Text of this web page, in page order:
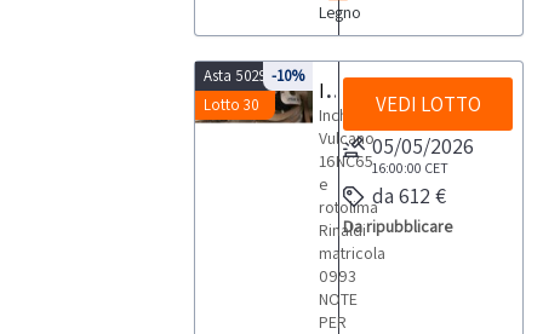
Legno
Asta 5029
Lotto 30
-10%
Inchiodatrice Vulcano e rotolima Rinaldi
Inchiodatrice
Vulcano
16NC65
e
rotolima
Rinaldi
matricola
0993
NOTE
PER
VEDI LOTTO
05/05/2026
16:00:00 CET
da 612 €
Da ripubblicare